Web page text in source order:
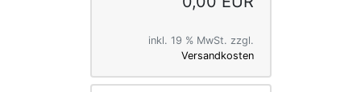
inkl. 19 % MwSt. zzgl.
Versandkosten